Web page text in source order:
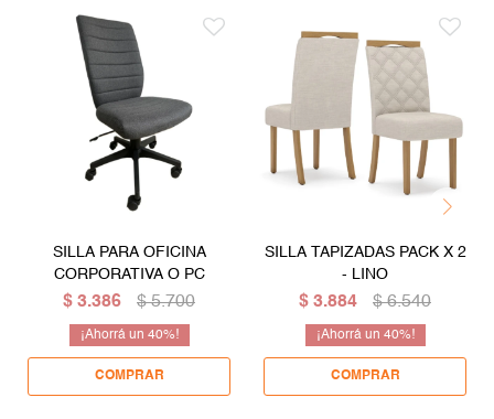
SILLA PARA OFICINA
CORPORATIVA O PC
$ 3.386 $ 5.700
40
SILLA TAPIZADAS PACK X 2
- LINO
$ 3.884 $ 6.540
40